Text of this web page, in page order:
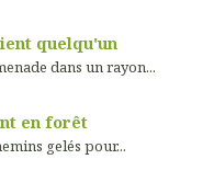
quelqu'un
dans un rayon...
en forêt
gelés pour...